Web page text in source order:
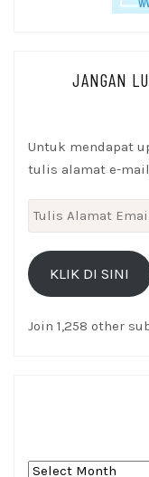
JANGAN
Untuk mendapat
tulis alamat e-
Tulis
Alamat
Email
KLIK DI SINI
Join 1,258 other
Arsip_